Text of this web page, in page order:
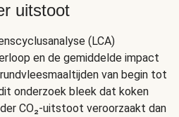
uitstoot
(LCA)
en de gemiddelde impact
van begin tot
onderzoek bleek dat koken
CO₂-uitstoot veroorzaakt dan